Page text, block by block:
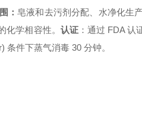
： 皂液和去污剂分配、水净化生
化学相容性。 认证：通过 FDA 认
条件下蒸气消毒 30 分钟。